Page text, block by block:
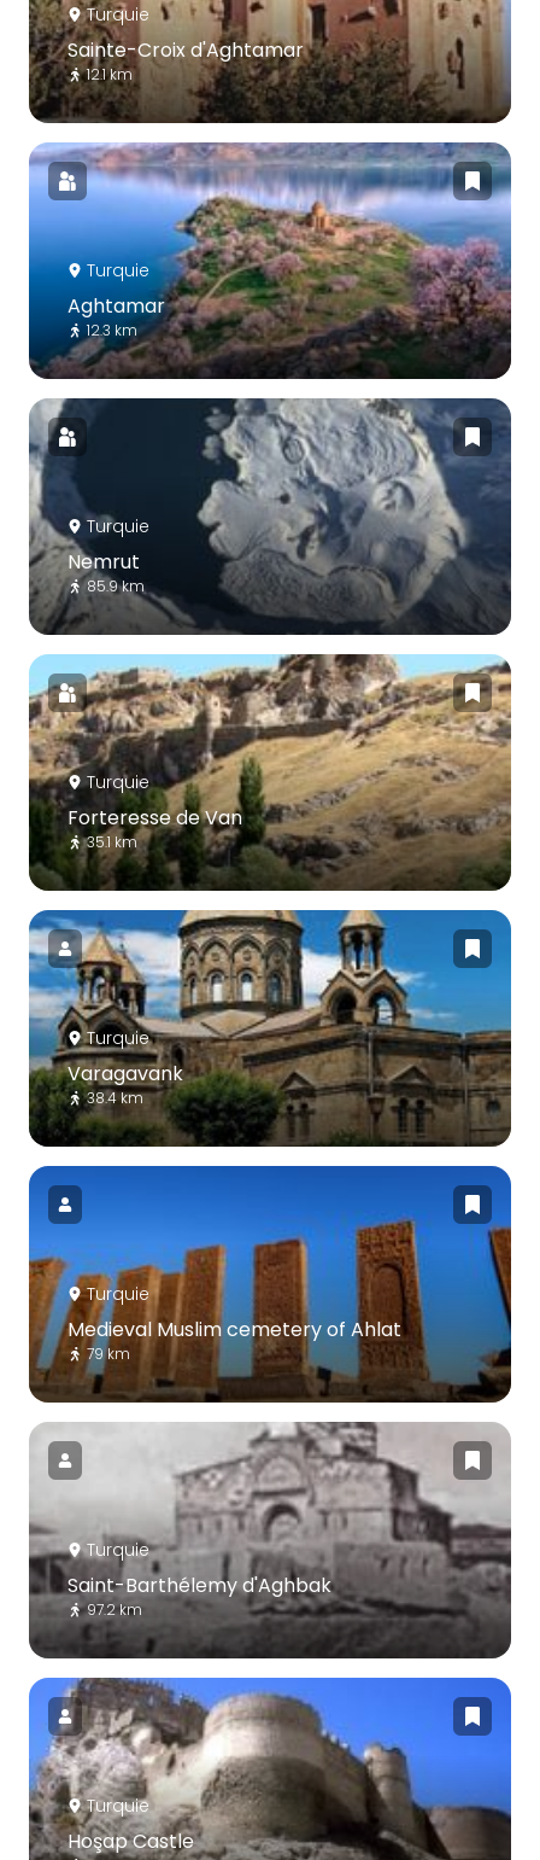
Turquie
Sainte-Croix d'Aghtamar
12.1 km
Turquie
Aghtamar
12.3 km
Turquie
Nemrut
85.9 km
Turquie
Forteresse de Van
35.1 km
Turquie
Varagavank
38.4 km
Turquie
Medieval Muslim cemetery of Ahlat
79 km
Turquie
Saint-Barthélemy d'Aghbak
97.2 km
Turquie
Hoşap Castle